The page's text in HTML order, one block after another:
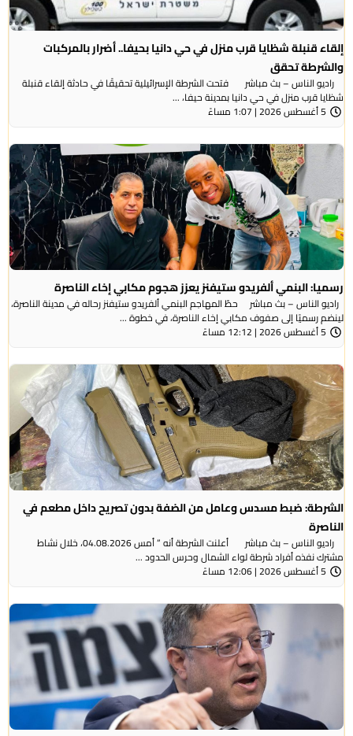
إلقاء قنبلة شظايا قرب منزل في حي دانيا بحيفا.. أضرار بالمركبات
والشرطة تحقق
راديو الناس – بث مباشر فتحت الشرطة الإسرائيلية تحقيقًا في حادثة إلقاء قنبلة
شظايا قرب منزل في حي دانيا بمدينة حيفا، ...
5 أغسطس 2026 | 1:07 مساءً
رسميا: البنمي ألفريدو ستيفنز يعزز هجوم مكابي إخاء الناصرة
راديو الناس – بث مباشر حطّ المهاجم البنمي ألفريدو ستيفنز رحاله في مدينة الناصرة،
لينضم رسميًا إلى صفوف مكابي إخاء الناصرة، في خطوة ...
5 أغسطس 2026 | 12:12 مساءً
الشرطة: ضبط مسدس وعامل من الضفة بدون تصريح داخل مطعم في
الناصرة
راديو الناس – بث مباشر أعلنت الشرطة أنه ” أمس 04.08.2026، خلال نشاط
مشترك نفذه أفراد شرطة لواء الشمال وحرس الحدود ...
5 أغسطس 2026 | 12:06 مساءً